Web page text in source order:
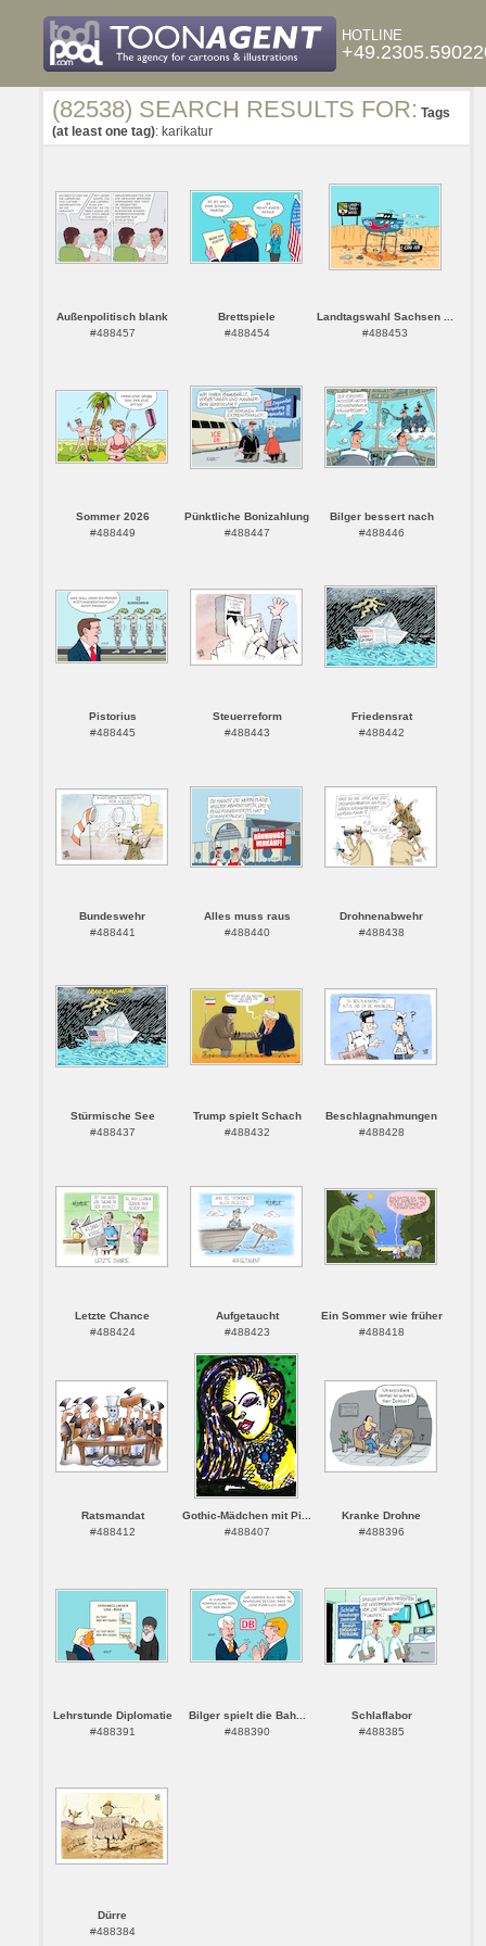
HOTLINE
(82538) SEARCH RESULTS FOR: Tags
(at least one tag): karikatur
Außenpolitisch blank
#488457
Brettspiele
#488454
Landtagswahl Sachsen ...
#488453
Sommer 2026
#488449
Pünktliche Bonizahlung
#488447
Bilger bessert nach
#488446
Pistorius
#488445
Steuerreform
#488443
Friedensrat
#488442
Bundeswehr
#488441
Alles muss raus
#488440
Drohnenabwehr
#488438
Stürmische See
#488437
Trump spielt Schach
#488432
Beschlagnahmungen
#488428
Letzte Chance
#488424
Aufgetaucht
#488423
Ein Sommer wie früher
#488418
Ratsmandat
#488412
Gothic-Mädchen mit Pi...
#488407
Kranke Drohne
#488396
Lehrstunde Diplomatie
#488391
Bilger spielt die Bah...
#488390
Schlaflabor
#488385
Dürre
#488384